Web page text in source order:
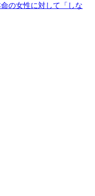
の女性に対して「しな